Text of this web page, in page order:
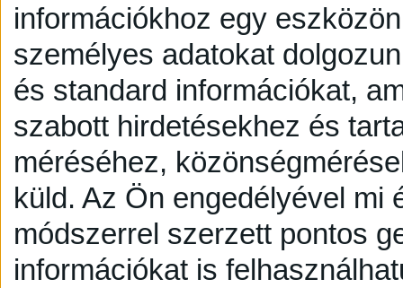
információkhoz egy
személyes adatokat
és standard információkat,
szabott hirdetésekhez és
méréséhez,
küld. Az Ön engedélyével mi
módszerrel szerzett pontos
információkat is